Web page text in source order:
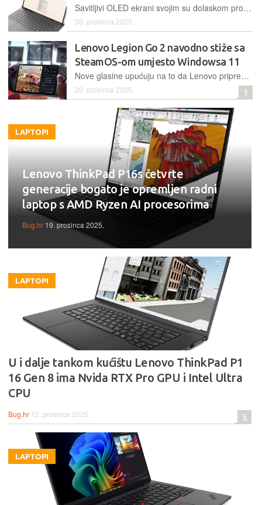
Savitljivi OLED ekrani svojim su dolaskom proizvođačima raznih uređaja, pa tako i laptopa, dali razne ideje za njihovu implementaciju u nove, inovativne forme
30. prosinca 2025.
Lenovo Legion Go 2 navodno stiže sa
SteamOS-om umjesto Windowsa 11
Nove glasine upućuju na to da Lenovo priprema Legion Go 2 sa SteamOS-om za CES 2026, ciljajući na igrače koji žele snažan hardver, ali bez problema koje donosi Windows 11 na prijenosnim konzolama
20. prosinca 2025. 1
LAPTOPI
Lenovo ThinkPad P16s četvrte
generacije bogato je opremljen radni
laptop s AMD Ryzen AI procesorima
Bug.hr 19. prosinca 2025.
LAPTOPI
U i dalje tankom kućištu Lenovo ThinkPad P1
16 Gen 8 ima Nvida RTX Pro GPU i Intel Ultra
CPU
Bug.hr 12. prosinca 2025. 5
LAPTOPI